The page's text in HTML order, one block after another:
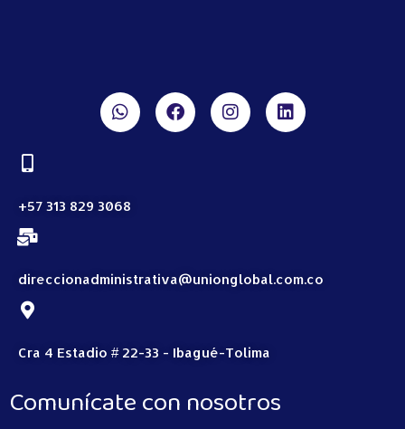
+57 313 829 3068
direccionadministrativa@unionglobal.com.co
Cra 4 Estadio # 22-33 - Ibagué-Tolima
Comunícate con nosotros